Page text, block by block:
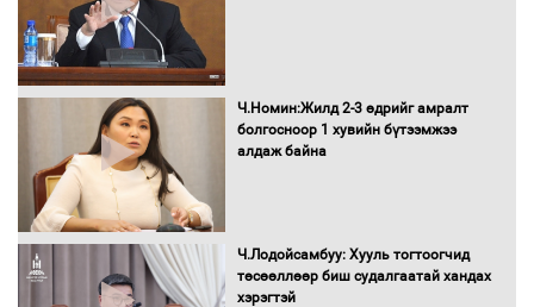
буй асуудлуудыг Засгийн газрын
хуралдаанд танилцуулж,
шийдвэрлүүлнэ
оролцож байгаа баг тамирчдад
амжилт хүслээ
Ч.Номин:Жилд 2-3 өдрийг амралт
болгосноор 1 хувийн бүтээмжээ
алдаж байна
Ч.Лодойсамбуу: Хууль тогтоогчид
төсөөллөөр биш судалгаатай хандах
хэрэгтэй